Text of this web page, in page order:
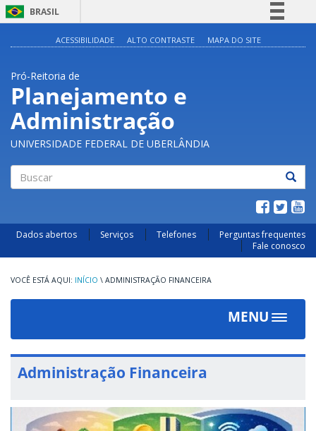
BRASIL
Acesso à informação
ACESSIBILIDADE ALTO CONTRASTE MAPA DO SITE
Pró-Reitoria de
Planejamento e
Administração
UNIVERSIDADE FEDERAL DE UBERLÂNDIA
Dados abertos Serviços Telefones
Perguntas frequentes
Fale conosco
INÍCIO \ ADMINISTRAÇÃO FINANCEIRA
MENU
Toggle
Administração Financeira
Previous Next